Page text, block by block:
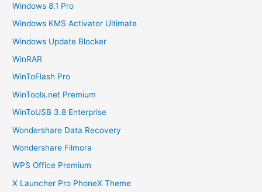
Windows 8.1 Pro
Windows KMS Activator Ultimate
Windows Update Blocker
WinRAR
WinToFlash Pro
WinTools.net Premium
WinToUSB 3.8 Enterprise
Wondershare Data Recovery
Wondershare Filmora
WPS Office Premium
X Launcher Pro PhoneX Theme